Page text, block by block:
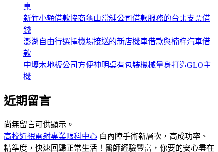
桌
新竹小額借款協商龜山當舖公司借款服務的台北支票借
錢
澎湖自由行選擇機場接送的新店機車借款與楠梓汽車借
款
中壢木地板公司方便神明桌有包裝機械量身打造GLO主
機
近期留言
尚無留言可供顯示。
高校近視雷射專業眼科中心 白內障手術新層次，高成功率、
精準度，快速回歸正常生活！醫師經驗豐富，你要的安心盡在